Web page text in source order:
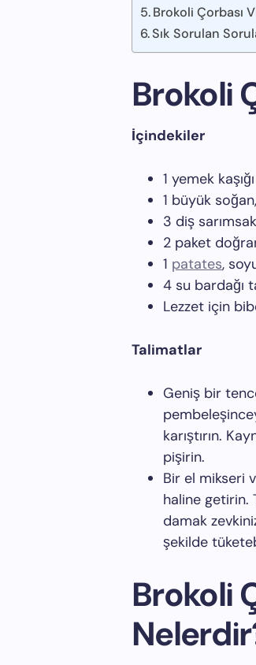
Brokoli Çorbası
Sık Sorulan
Brokoli
İçindekiler
1 yemek
1 büyük
3 diş
2 paket
1 patates,
4 su bardağı
Lezzet için
Talimatlar
Geniş bir
karıştırın.
pişirin.
Bir el mikseri
haline getirin.
damak
şekilde
Brokoli